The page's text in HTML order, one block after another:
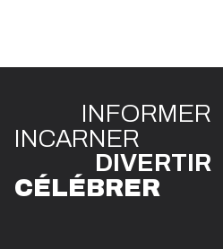
INFORMER
INCARNER
DIVERTIR
CÉLÉBRER